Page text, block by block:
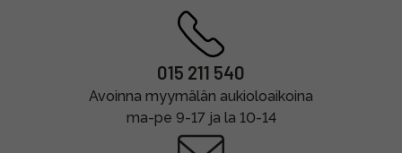
015 211 540
Avoinna myymälän aukioloaikoina
ma-pe 9-17 ja la 10-14